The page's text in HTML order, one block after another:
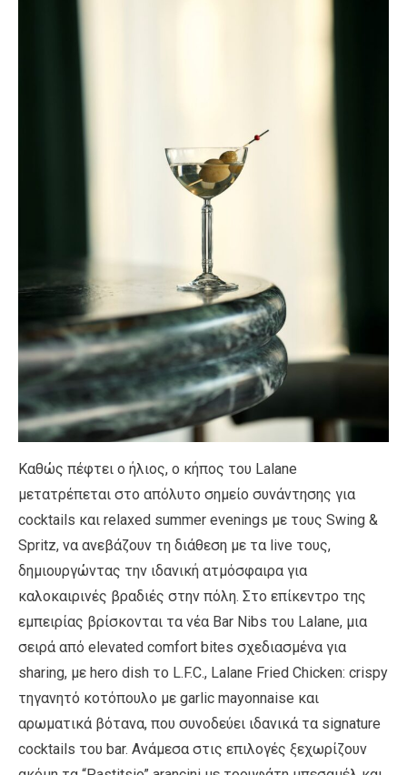
Καθώς πέφτει ο ήλιος, ο κήπος του Lalane
μετατρέπεται στο απόλυτο σημείο συνάντησης για
cocktails και relaxed summer evenings με τους Swing &
Spritz, να ανεβάζουν τη διάθεση με τα live τους,
δημιουργώντας την ιδανική ατμόσφαιρα για
καλοκαιρινές βραδιές στην πόλη. Στο επίκεντρο της
εμπειρίας βρίσκονται τα νέα Bar Nibs του Lalane, μια
σειρά από elevated comfort bites σχεδιασμένα για
sharing, με hero dish το L.F.C., Lalane Fried Chicken: crispy
τηγανητό κοτόπουλο με garlic mayonnaise και
αρωματικά βότανα, που συνοδεύει ιδανικά τα signature
cocktails του bar. Ανάμεσα στις επιλογές ξεχωρίζουν